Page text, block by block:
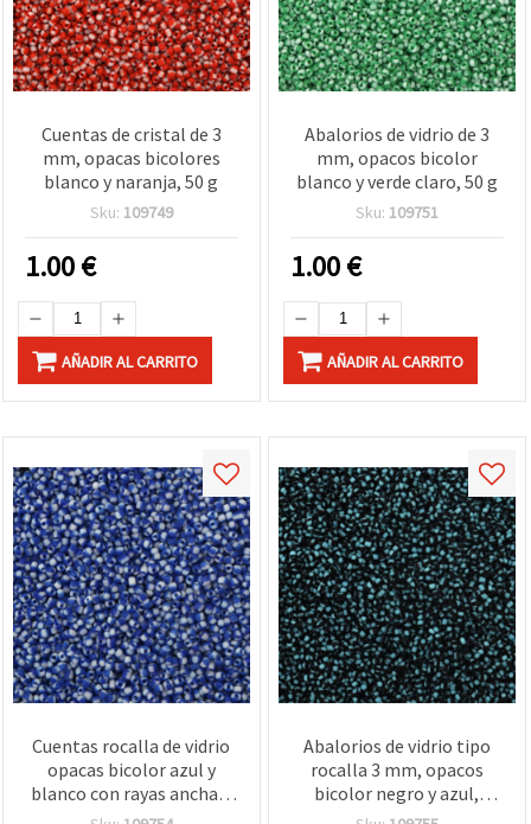
Cuentas de cristal de 3
mm, opacas bicolores
blanco y naranja, 50 g
Sku: 109749
1.00€
AÑADIR AL CARRITO
Abalorios de vidrio de 3
mm, opacos bicolor
blanco y verde claro, 50 g
Sku: 109751
1.00€
AÑADIR AL CARRITO
Cuentas rocalla de vidrio
opacas bicolor azul y
blanco con rayas anchas,
redondas de 3 mm,
Abalorios de vidrio tipo
rocalla 3 mm, opacos
bicolor negro y azul,
redondos – pack a granel